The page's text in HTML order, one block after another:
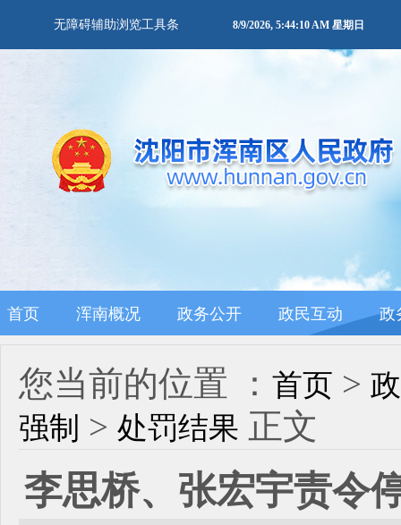
无障碍辅助浏览工具条 8/9/2026, 5:44:10 AM 星期日
首页 浑南概况 政务公开 政民互动 政
您当前的位置 ： 首页 >
强制 > 处罚结果 正文
李思桥、张宏宇责令